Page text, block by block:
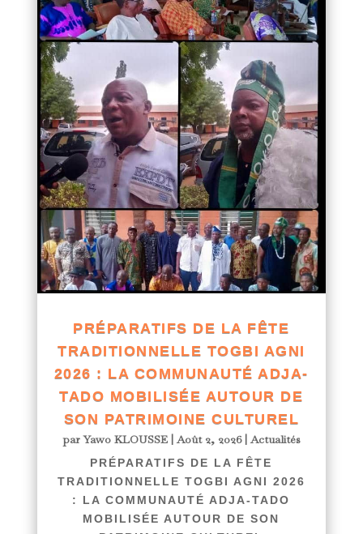
PRÉPARATIFS DE LA FÊTE
TRADITIONNELLE TOGBI AGNI
2026 : LA COMMUNAUTÉ ADJA-
TADO MOBILISÉE AUTOUR DE
SON PATRIMOINE CULTUREL
parYawo KLOUSSE|Août 2, 2026|Actualités
PRÉPARATIFS DE LA FÊTE
TRADITIONNELLE TOGBI AGNI 2026
: LA COMMUNAUTÉ ADJA-TADO
MOBILISÉE AUTOUR DE SON